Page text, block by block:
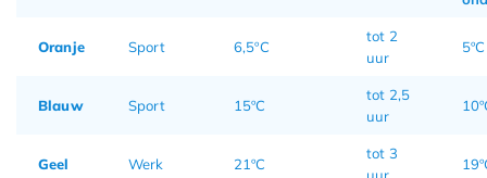
Oranje Sport 6,5ºC
tot 2
uur
5ºC
Blauw Sport 15ºC
tot 2,5
uur
Geel Werk 21ºC
tot 3